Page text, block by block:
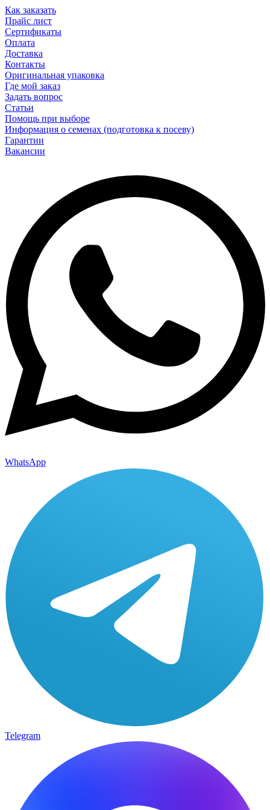
Как заказать
Прайс лист
Сертификаты
Оплата
Доставка
Контакты
Оригинальная упаковка
Где мой заказ
Задать вопрос
Статьи
Помощь при выборе
Информация о семенах (подготовка к посеву)
Гарантии
Вакансии
WhatsApp
Telegram